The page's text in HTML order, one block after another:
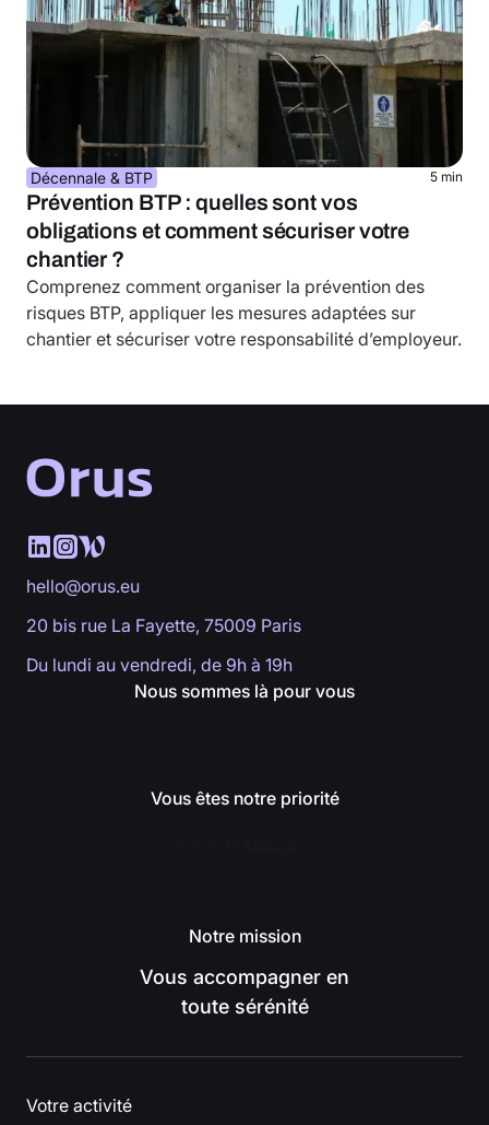
Décennale & BTP 5 min
Prévention BTP : quelles sont vos
obligations et comment sécuriser votre
chantier ?
Comprenez comment organiser la prévention des
risques BTP, appliquer les mesures adaptées sur
chantier et sécuriser votre responsabilité d’employeur.
hello@orus.eu
20 bis rue La Fayette, 75009 Paris
Du lundi au vendredi, de 9h à 19h
Nous sommes là pour vous
Vous êtes notre priorité
Notre mission
Vous accompagner en
toute sérénité
Votre activité